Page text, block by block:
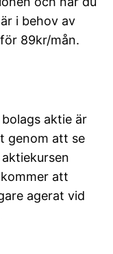
i behov av
89kr/mån.
aktie är
genom att se
att
agerat vid